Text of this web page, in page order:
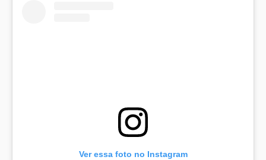
Ver essa foto no Instagram